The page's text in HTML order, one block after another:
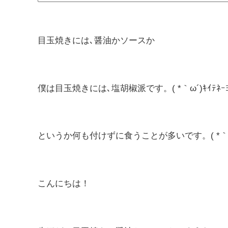
目玉焼きには､醤油かソースか
僕は目玉焼きには､塩胡椒派です。( *｀ω´)ｷｲﾃﾈｰ
というか何も付けずに食うことが多いです。( *
こんにちは！